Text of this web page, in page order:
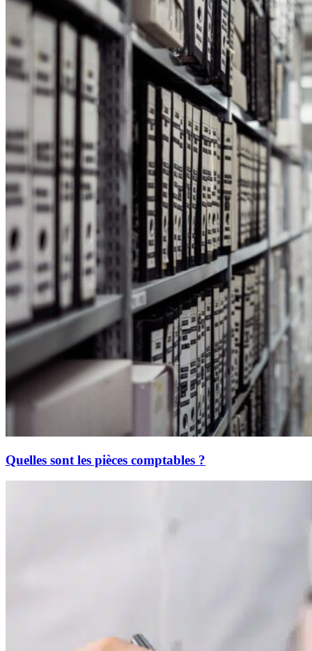
Quelles sont les pièces comptables ?